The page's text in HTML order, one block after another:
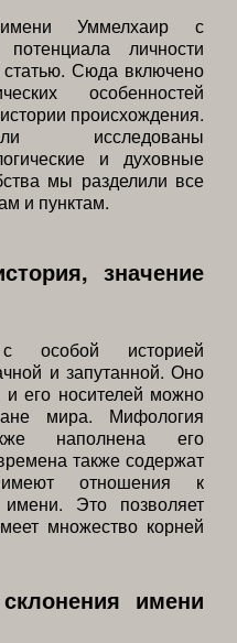
Уммелхаир с
личности
Сюда включено
особенностей
происхождения.
исследованы
и духовные
мы разделили все
и пунктам.
значение
историей
и запутанной. Оно
и его носителей можно
мира. Мифология
наполнена его
также содержат
отношения к
Это позволяет
множество корней
имени